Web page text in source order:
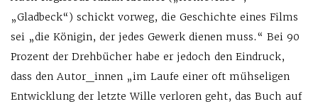
„Gladbeck“) schickt vorweg, die Geschichte eines Films
sei „die Königin, der jedes Gewerk dienen muss.“ Bei 90
Prozent der Drehbücher habe er jedoch den Eindruck,
dass den Autor_innen „im Laufe einer oft mühseligen
Entwicklung der letzte Wille verloren geht, das Buch auf